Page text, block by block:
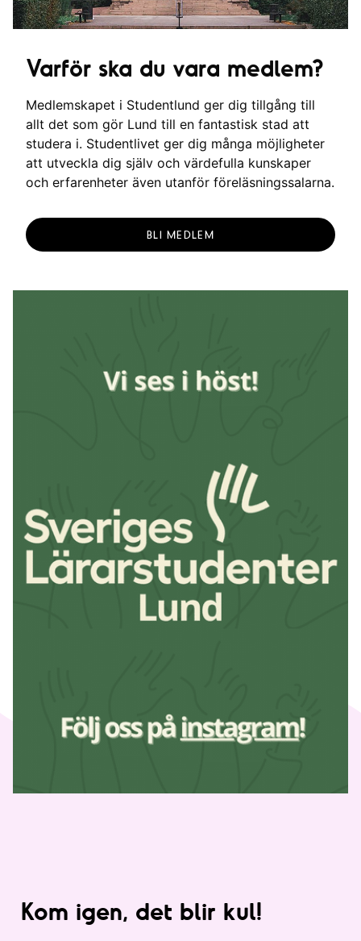
Varför ska du vara medlem?
Medlemskapet i Studentlund ger dig tillgång till
allt det som gör Lund till en fantastisk stad att
studera i. Studentlivet ger dig många möjligheter
att utveckla dig själv och värdefulla kunskaper
och erfarenheter även utanför föreläsningssalarna.
BLI MEDLEM
Kom igen, det blir kul!